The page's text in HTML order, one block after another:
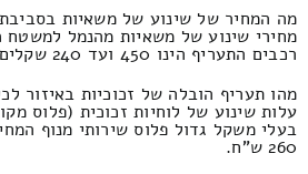
מה המחיר של שינוע של משאיות
מחירי שינוע של משאיות מהנמל
רכבים התעריף הינו 450 ועד 240 שקלים.
מהו תעריף הובלה של זכוכיות באיזור
עלות שינוע של לוחיות זכוכית (פלוס
260 ש"ח.